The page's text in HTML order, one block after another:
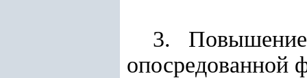
3.
опосредованной